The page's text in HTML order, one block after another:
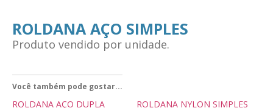
ROLDANA AÇO SIMPLES
Produto vendido por unidade.
Você também pode gostar...
ROLDANA AÇO DUPLA
ROLDANA NYLON SIMPLES